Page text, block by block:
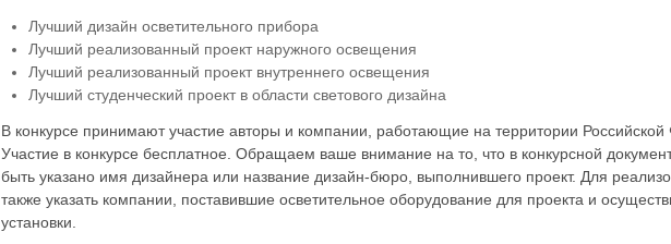
Лучший дизайн осветительного прибора
Лучший реализованный проект наружного освещения
Лучший реализованный проект внутреннего освещения
Лучший студенческий проект в области светового дизайна
В конкурсе принимают участие авторы и компании, работающие на территории
Участие в конкурсе бесплатное. Обращаем ваше внимание на то, что в конкурсной
быть указано имя дизайнера или название дизайн-бюро, выполнившего проект. Для
также указать компании, поставившие осветительное оборудование для проекта и
установки.